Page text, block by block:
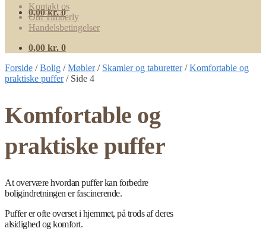
0,00kr. 0
Kontakt os
Om Timberly
Handelsbetingelser
0,00 kr. 0
Forside /Bolig /Møbler/ Skamler og taburetter/Komfortable og
praktiske puffer/ Side 4
Komfortable og
praktiske puffer
At overvære hvordan puffer kan forbedre
boligindretningen er fascinerende.
Puffer er ofte overset i hjemmet, på trods af deres
alsidighed og komfort.